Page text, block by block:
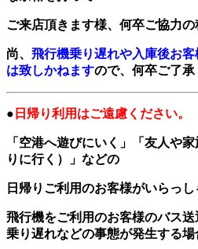
ご来店頂きます様、何卒ご協力の
尚、 飛行機乗り遅れや入庫後お
は致しかねますので、何卒ご了承
● 日帰り利用はご遠慮ください。
「空港へ遊びにいく」「友人や
りに行く）」などの
日帰りご利用のお客様がいらっし
飛行機をご利用のお客様のバス
乗り遅れなどの事態が発生する